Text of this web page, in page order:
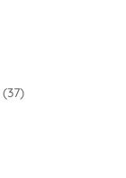
3737